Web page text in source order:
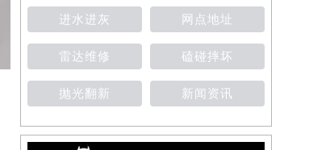
进水进灰 网点地址
雷达维修 磕碰摔坏
抛光翻新 新闻资讯